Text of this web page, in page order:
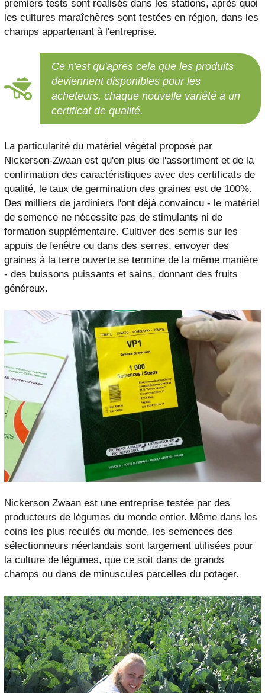
premiers tests sont réalisés dans les stations, après quoi
les cultures maraîchères sont testées en région, dans les
champs appartenant à l'entreprise.
Ce n'est qu'après cela que les produits
deviennent disponibles pour les
acheteurs, chaque nouvelle variété a un
certificat de qualité.
La particularité du matériel végétal proposé par
Nickerson-Zwaan est qu'en plus de l'assortiment et de la
confirmation des caractéristiques avec des certificats de
qualité, le taux de germination des graines est de 100%.
Des milliers de jardiniers l'ont déjà convaincu - le matériel
de semence ne nécessite pas de stimulants ni de
formation supplémentaire. Cultiver des semis sur les
appuis de fenêtre ou dans des serres, envoyer des
graines à la terre ouverte se termine de la même manière
- des buissons puissants et sains, donnant des fruits
généreux.
Nickerson Zwaan est une entreprise testée par des
producteurs de légumes du monde entier. Même dans les
coins les plus reculés du monde, les semences des
sélectionneurs néerlandais sont largement utilisées pour
la culture de légumes, que ce soit dans de grands
champs ou dans de minuscules parcelles du potager.